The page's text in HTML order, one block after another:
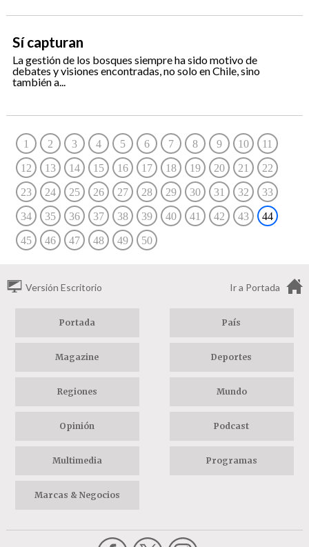
Sí capturan
La gestión de los bosques siempre ha sido motivo de
debates y visiones encontradas, no solo en Chile, sino
también a...
1 2 3 4 5 6 7 8 9 10 11
12 13 14 15 16 17 18 19 20 21 22
23 24 25 26 27 28 29 30 31 32 33
34 35 36 37 38 39 40 41 42 43 44
45 46 47 48 49 50
Versión Escritorio Ir a Portada
Portada País
Magazine Deportes
Regiones Mundo
Opinión Podcast
Multimedia Programas
Marcas & Negocios